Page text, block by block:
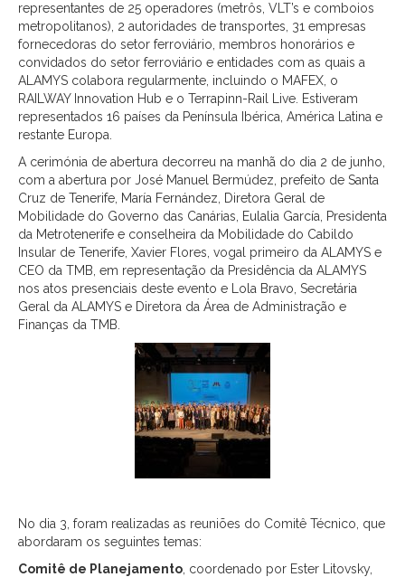
representantes de 25 operadores (metrôs, VLT’s e comboios
metropolitanos), 2 autoridades de transportes, 31 empresas
fornecedoras do setor ferroviário, membros honorários e
convidados do setor ferroviário e entidades com as quais a
ALAMYS colabora regularmente, incluindo o MAFEX, o
RAILWAY Innovation Hub e o Terrapinn-Rail Live. Estiveram
representados 16 países da Península Ibérica, América Latina e
restante Europa.
A cerimónia de abertura decorreu na manhã do dia 2 de junho,
com a abertura por José Manuel Bermúdez, prefeito de Santa
Cruz de Tenerife, María Fernández, Diretora Geral de
Mobilidade do Governo das Canárias, Eulalia García, Presidenta
da Metrotenerife e conselheira da Mobilidade do Cabildo
Insular de Tenerife, Xavier Flores, vogal primeiro da ALAMYS e
CEO da TMB, em representação da Presidência da ALAMYS
nos atos presenciais deste evento e Lola Bravo, Secretária
Geral da ALAMYS e Diretora da Área de Administração e
Finanças da TMB.
No dia 3, foram realizadas as reuniões do Comitê Técnico, que
abordaram os seguintes temas:
Comitê de Planejamento , coordenado por Ester Litovsky,